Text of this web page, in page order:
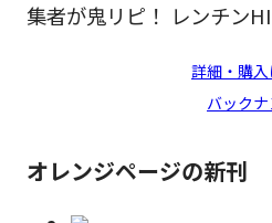
集者が鬼リピ！ レンチン
詳細・購
バック
オレンジページの新刊